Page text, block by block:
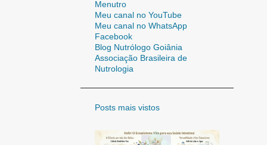
Menutro
Meu canal no YouTube
Meu canal no WhatsApp
Facebook
Blog Nutrólogo Goiânia
Associação Brasileira de
Nutrologia
Posts mais vistos